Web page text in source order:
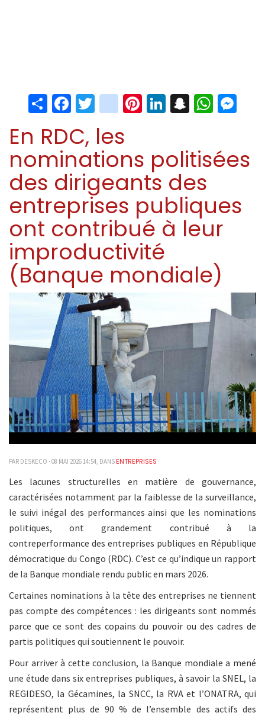
ShareFacebook
Twitter
instagram
Pinterest
LinkedIn
Snapchat
En RDC, les
nominations politisées
des dirigeants des
entreprises publiques
ont contribué à leur
improductivité
(Banque mondiale)
PAR DESKECO - 08 MAI 2026 14:54, DANS ENTREPRISES
Les lacunes structurelles en matière de gouvernance,
caractérisées notamment par la faiblesse de la surveillance,
le suivi inégal des performances ainsi que les nominations
politiques, ont grandement contribué à la
contreperformance des entreprises publiques en République
démocratique du Congo (RDC). C’est ce qu’indique un rapport
de la Banque mondiale rendu public en mars 2026.
Certaines nominations à la tête des entreprises ne tiennent
pas compte des compétences : les dirigeants sont nommés
parce que ce sont des copains du pouvoir ou des cadres de
partis politiques qui soutiennent le pouvoir.
Pour arriver à cette conclusion, la Banque mondiale a mené
une étude dans six entreprises publiques, à savoir la SNEL, la
REGIDESO, la Gécamines, la SNCC, la RVA et l’ONATRA, qui
représentent plus de 90 % de l’ensemble des actifs des